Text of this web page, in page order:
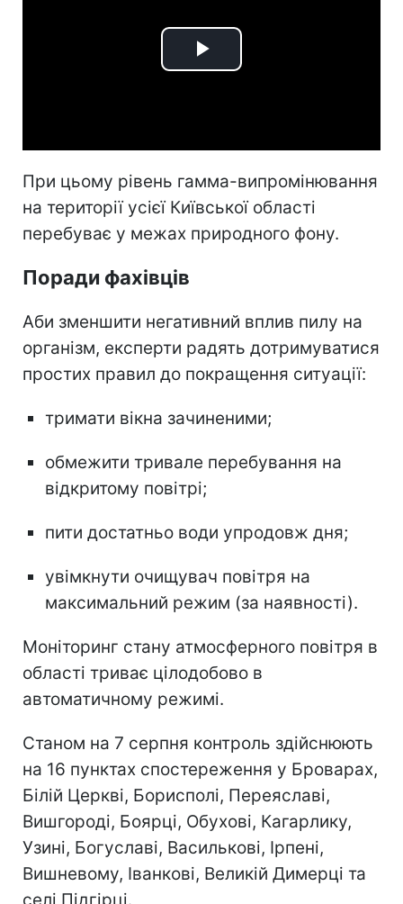
Play
При цьому рівень гамма-випромінювання
на території усієї Київської області
перебуває у межах природного фону.
Поради фахівців
Аби зменшити негативний вплив пилу на
організм, експерти радять дотримуватися
простих правил до покращення ситуації:
тримати вікна зачиненими;
обмежити тривале перебування на
відкритому повітрі;
пити достатньо води упродовж дня;
увімкнути очищувач повітря на
максимальний режим (за наявності).
Моніторинг стану атмосферного повітря в
області триває цілодобово в
автоматичному режимі.
Станом на 7 серпня контроль здійснюють
на 16 пунктах спостереження у Броварах,
Білій Церкві, Борисполі, Переяславі,
Вишгороді, Боярці, Обухові, Кагарлику,
Узині, Богуславі, Василькові, Ірпені,
Вишневому, Іванкові, Великій Димерці та
селі Підгірці.